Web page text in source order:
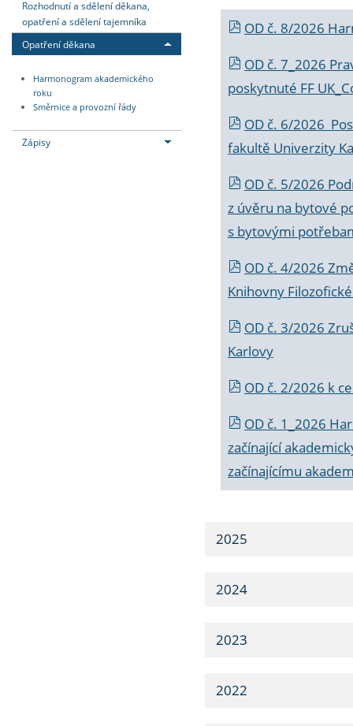
Rozhodnutí a sdělení děkana,
opatření a sdělení tajemníka
Opatření děkana
Harmonogram akademického
roku
Směrnice a provozní řády
Zápisy
OD č. 8/2026
OD č. 7_2026
poskytnuté FF
OD č. 6/2026
fakultě Univerzity
OD č. 5/2026
z úvěru na bytové
s bytovými
OD č. 4/2026
Knihovny
OD č. 3/2026
Karlovy
OD č. 2/2026 k
OD č. 1_2026
začínající
začínajícímu
2025
2024
2023
2022